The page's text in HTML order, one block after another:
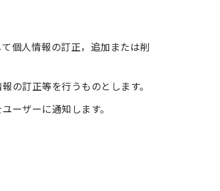
個人情報の訂正，追加または削
の訂正等を行うものとします。
ーザーに通知します。